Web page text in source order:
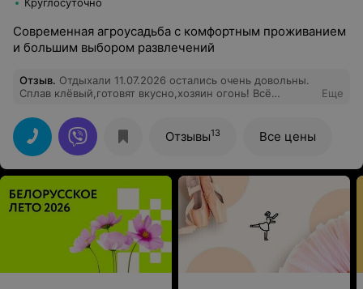
Современная агроусадьба с комфортным проживанием
и большим выбором развлечений
Отзыв. Отдыхали 11.07.2026 остались очень довольны.
Сплав клёвый,готовят вкусно,хозяин огонь! Всё
восторге. Сын рулил всё 12 км. Спасибо вам огромное,
за крутяцкий отдых.
Еще
Отзывы13 Все цены